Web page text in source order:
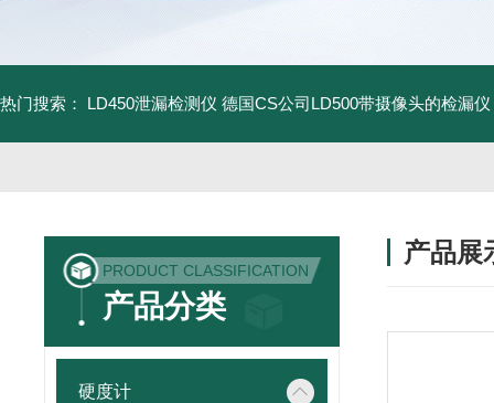
热门搜索： LD450泄漏检测仪 德国CS公司LD500带摄像头的检漏仪
PRODUCT CLASSIFICATION
产品分类
硬度计
产品展